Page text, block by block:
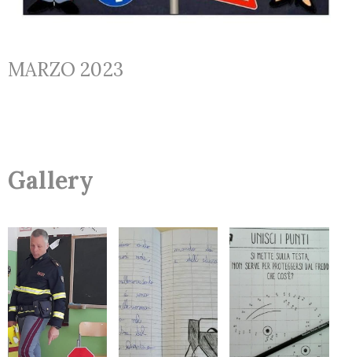
eventi
347
580
0901
info@ameliamotori.it
MARZO 2023
Gallery